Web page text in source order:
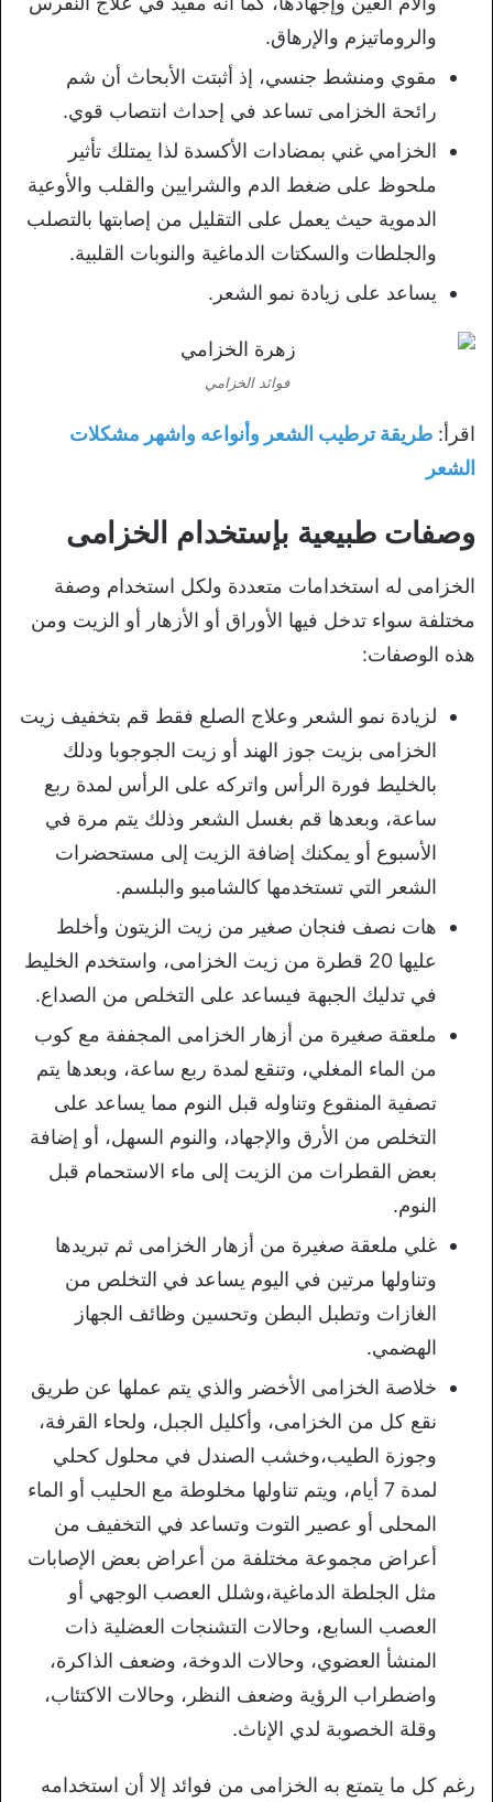
والروماتيزم والإرهاق.
مقوي ومنشط جنسي، إذ أثبتت الأبحاث أن شم
رائحة الخزامى تساعد في إحداث انتصاب قوي.
الخزامي غني بمضادات الأكسدة لذا يمتلك تأثير
ملحوظ على ضغط الدم والشرايين والقلب والأوعية
الدموية حيث يعمل على التقليل من إصابتها بالتصلب
والجلطات والسكتات الدماغية والنوبات القلبية.
يساعد على زيادة نمو الشعر.
فوائد الخزامي
اقرأ: طريقة ترطيب الشعر وأنواعه واشهر مشكلات
الشعر
وصفات طبيعية بإستخدام الخزامى
الخزامى له استخدامات متعددة ولكل استخدام وصفة
مختلفة سواء تدخل فيها الأوراق أو الأزهار أو الزيت ومن
هذه الوصفات:
لزيادة نمو الشعر وعلاج الصلع فقط قم بتخفيف زيت
الخزامى بزيت جوز الهند أو زيت الجوجوبا ودلك
بالخليط فورة الرأس واتركه على الرأس لمدة ربع
ساعة، وبعدها قم بغسل الشعر وذلك يتم مرة في
الأسبوع أو يمكنك إضافة الزيت إلى مستحضرات
الشعر التي تستخدمها كالشامبو والبلسم.
هات نصف فنجان صغير من زيت الزيتون وأخلط
عليها 20 قطرة من زيت الخزامى، واستخدم الخليط
في تدليك الجبهة فيساعد على التخلص من الصداع.
ملعقة صغيرة من أزهار الخزامى المجففة مع كوب
من الماء المغلي، وتنقع لمدة ربع ساعة، وبعدها يتم
تصفية المنقوع وتناوله قبل النوم مما يساعد على
التخلص من الأرق والإجهاد، والنوم السهل، أو إضافة
بعض القطرات من الزيت إلى ماء الاستحمام قبل
النوم.
غلي ملعقة صغيرة من أزهار الخزامى ثم تبريدها
وتناولها مرتين في اليوم يساعد في التخلص من
الغازات وتطبل البطن وتحسين وظائف الجهاز
الهضمي.
خلاصة الخزامى الأخضر والذي يتم عملها عن طريق
نقع كل من الخزامى، وأكليل الجبل، ولحاء القرفة،
وجوزة الطيب،وخشب الصندل في محلول كحلي
لمدة 7 أيام، ويتم تناولها مخلوطة مع الحليب أو الماء
المحلى أو عصير التوت وتساعد في التخفيف من
أعراض مجموعة مختلفة من أعراض بعض الإصابات
مثل الجلطة الدماغية،وشلل العصب الوجهي أو
العصب السابع، وحالات التشنجات العضلية ذات
المنشأ العضوي، وحالات الدوخة، وضعف الذاكرة،
واضطراب الرؤية وضعف النظر، وحالات الاكتئاب،
وقلة الخصوبة لدي الإناث.
رغم كل ما يتمتع به الخزامى من فوائد إلا أن استخدامه